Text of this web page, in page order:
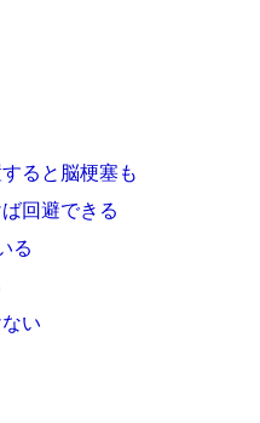
ると脳梗塞も
回避できる
る
い